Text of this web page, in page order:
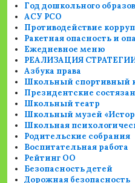
Год дошкольного
АСУ РСО
Противодействие
Ракетная опасность и
Ежедневное меню
РЕАЛИЗАЦИЯ
Азбука права
Школьный спортивный
Президентские
Школьный театр
Школьный музей
Школьная
Родительские собрания
Воспитательная работа
Рейтинг ОО
Безопасность детей
Дорожная безопасность